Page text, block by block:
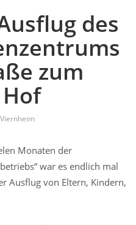
des
zum
Viernheim
Monaten der
war es endlich mal
Ausflug von Eltern, Kindern,